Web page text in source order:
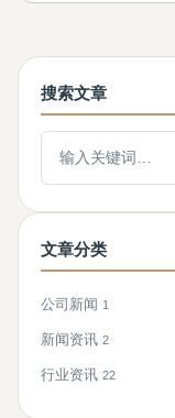
搜索文章
文章分类
公司新闻 1
新闻资讯 2
行业资讯 22